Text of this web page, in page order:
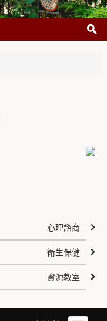
心理諮商
衛生保健
資源教室